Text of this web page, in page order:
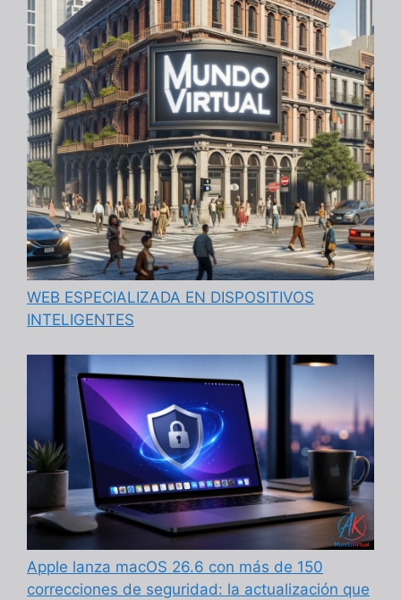
WEB ESPECIALIZADA EN DISPOSITIVOS
INTELIGENTES
Apple lanza macOS 26.6 con más de 150
correcciones de seguridad: la actualización que